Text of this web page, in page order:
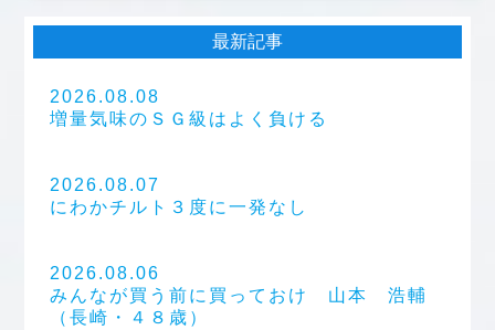
最新記事
2026.08.08
増量気味のＳＧ級はよく負ける
2026.08.07
にわかチルト３度に一発なし
2026.08.06
みんなが買う前に買っておけ 山本 浩輔
（長崎・４８歳）